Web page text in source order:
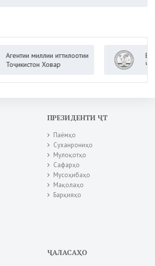
миллии иттилоотии
Ховар
ПРЕЗИДЕНТИ ҶТ
Паёмҳо
Суханрониҳо
Мулоқотҳо
Сафарҳо
Мусоҳибаҳо
Мақолаҳо
Барқияҳо
ҶАЛАСАҲО